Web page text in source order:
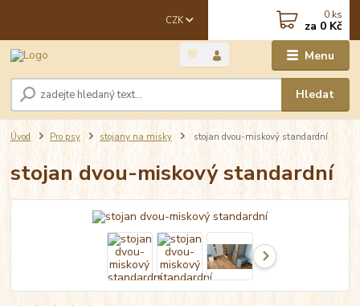
Menu
CZK
Hledat
0 ks
za 0 Kč
Úvod Pro psy stojany na misky stojan dvou-miskový standardní
stojan dvou-miskový standardní